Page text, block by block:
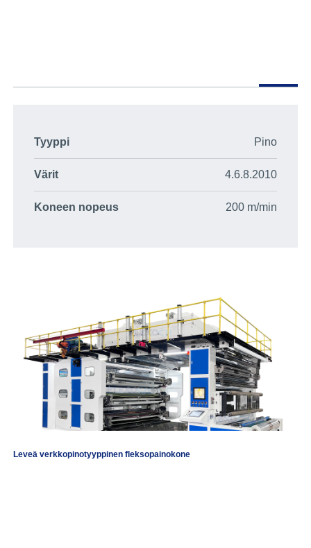
Tyyppi Pino
Värit 4.6.8.2010
Koneen nopeus 200 m/min
Leveä verkkopinotyyppinen fleksopainokone